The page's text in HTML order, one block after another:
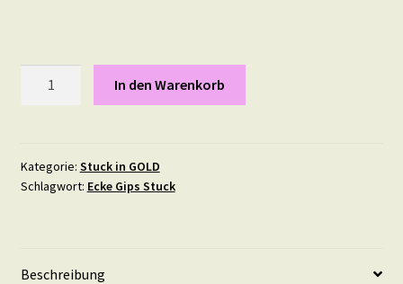
8
cm
In den Warenkorb
Kategorie: Stuck in GOLD
Schlagwort: Ecke Gips Stuck
Beschreibung